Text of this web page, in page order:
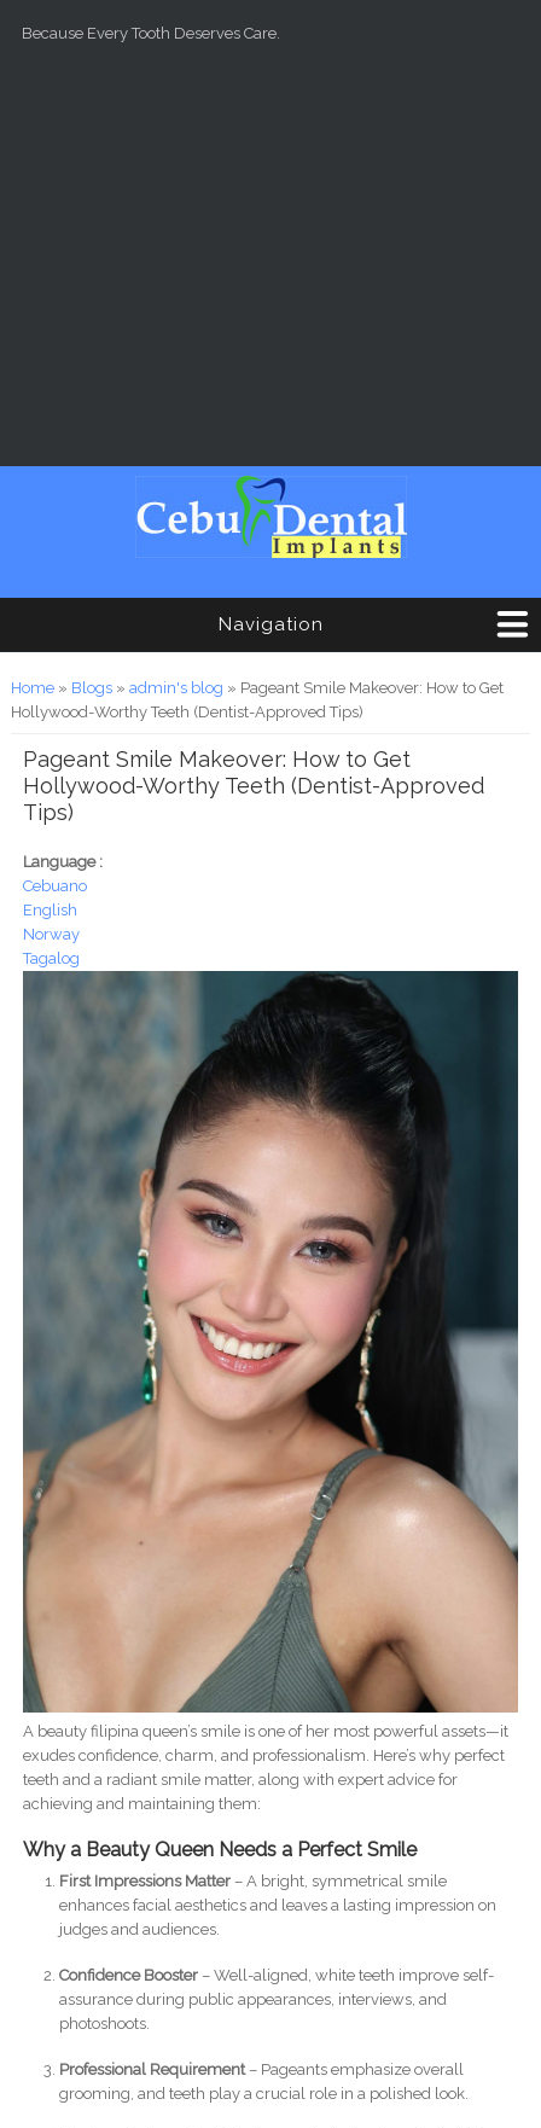
Because Every Tooth Deserves Care.
Navigation
You are here
Home» Blogs» admin's blog » Pageant Smile Makeover: How to Get
Hollywood-Worthy Teeth (Dentist-Approved Tips)
Pageant Smile Makeover: How to Get
Hollywood-Worthy Teeth (Dentist-Approved
Tips)
Language :
Cebuano
English
Norway
Tagalog
A beauty filipina queen’s smile is one of her most powerful assets—it
exudes confidence, charm, and professionalism. Here’s why perfect
teeth and a radiant smile matter, along with expert advice for
achieving and maintaining them:
Why a Beauty Queen Needs a Perfect Smile
First Impressions Matter– A bright, symmetrical smile
enhances facial aesthetics and leaves a lasting impression on
judges and audiences.
Confidence Booster– Well-aligned, white teeth improve self-
assurance during public appearances, interviews, and
photoshoots.
Professional Requirement– Pageants emphasize overall
grooming, and teeth play a crucial role in a polished look.